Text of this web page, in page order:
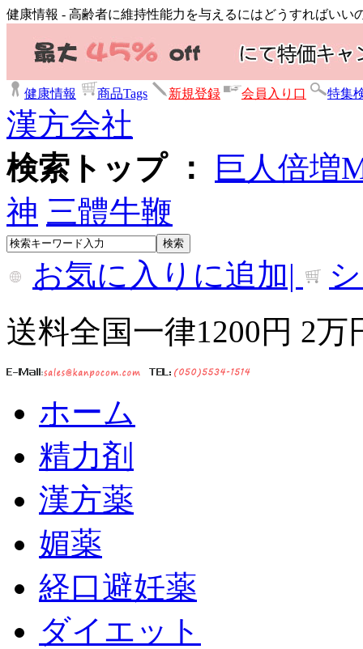
健康情報 - 高齢者に維持性能力を与えるにはどうすればいい
健康情報 商品Tags 新規登録 会員入り口 特集
漢方会社
検索トップ ：
巨人倍増
神 三體牛鞭
お気に入りに追加|
送料全国一律1200円 2
ホーム
精力剤
漢方薬
媚薬
経口避妊薬
ダイエット